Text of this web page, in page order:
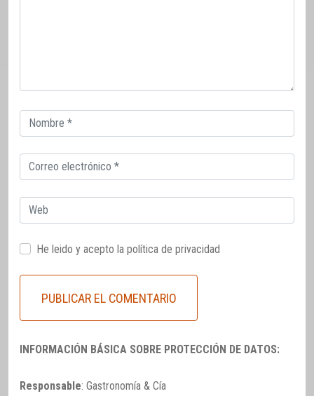
Correo
electrónico
Correo
electrónico
Web
He leido y acepto la política de privacidad
INFORMACIÓN BÁSICA SOBRE PROTECCIÓN DE DATOS:
Responsable: Gastronomía & Cía